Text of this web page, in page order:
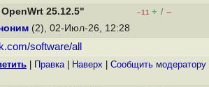
25.12.5" –11 + / –
(2), 02-Июл-26, 12:28
software/all
Правка| Наверх Cообщить модератору